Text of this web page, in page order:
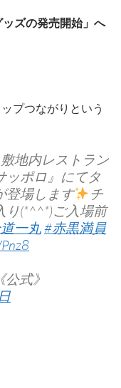
ッズの発売開始」へ
プつながりという
地内レストラン
ッポロ』にてタ
登場します
チ
り(*^^*)ご入場前
一丸#赤黒満員
式》